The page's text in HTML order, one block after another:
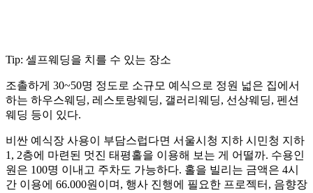
Tip: 셀프웨딩을 치를 수 있는 장소
조촐하게 30~50명 정도로 소규모 예식으로 정원 넓은 집에서
하는 하우스웨딩, 레스토랑웨딩, 갤러리웨딩, 선상웨딩, 펜션
웨딩 등이 있다.
비싼 예식장 사용이 부담스럽다면 서울시청 지하 시민청 지하
1, 2층에 마련된 멋진 태평홀을 이용해 보는 게 어떨까. 수용인
원은 100명 이내고 주차도 가능하다. 홀을 빌리는 금액은 4시
간 이용에 66.000원이며, 행사 진행에 필요한 프로젝터, 음향장